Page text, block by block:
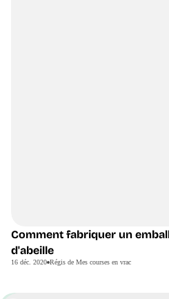
Comment fabriquer un
d'abeille
16 déc. 2020 Régis de Mes courses en vrac
E-